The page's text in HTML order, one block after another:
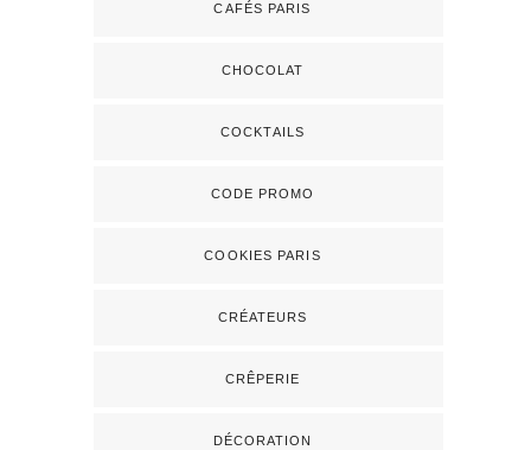
CAFÉS PARIS
CHOCOLAT
COCKTAILS
CODE PROMO
COOKIES PARIS
CRÉATEURS
CRÊPERIE
DÉCORATION